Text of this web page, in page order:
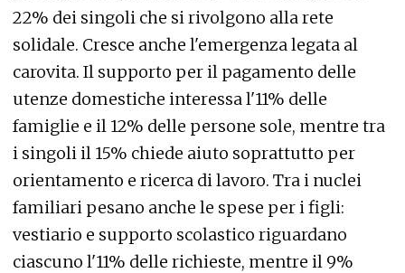
22% dei singoli che si rivolgono alla rete
solidale. Cresce anche l'emergenza legata al
carovita. Il supporto per il pagamento delle
utenze domestiche interessa l'11% delle
famiglie e il 12% delle persone sole, mentre tra
i singoli il 15% chiede aiuto soprattutto per
orientamento e ricerca di lavoro. Tra i nuclei
familiari pesano anche le spese per i figli:
vestiario e supporto scolastico riguardano
ciascuno l'11% delle richieste, mentre il 9%